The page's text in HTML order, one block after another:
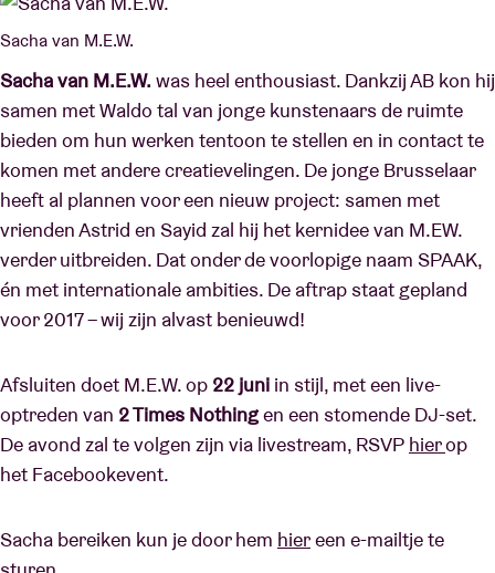
Sacha van M.E.W.
Sacha van M.E.W. was heel enthousiast. Dankzij AB kon hij
samen met Waldo tal van jonge kunstenaars de ruimte
bieden om hun werken tentoon te stellen en in contact te
komen met andere creatievelingen. De jonge Brusselaar
heeft al plannen voor een nieuw project: samen met
vrienden Astrid en Sayid zal hij het kernidee van M.EW.
verder uitbreiden. Dat onder de voorlopige naam SPAAK,
én met internationale ambities. De aftrap staat gepland
voor 2017 – wij zijn alvast benieuwd!
Afsluiten doet M.E.W. op 22 juni in stijl, met een live-
optreden van 2 Times Nothingen een stomende DJ-set.
De avond zal te volgen zijn via livestream, RSVP hierop
het Facebookevent.
Sacha bereiken kun je door hem hiereen e-mailtje te